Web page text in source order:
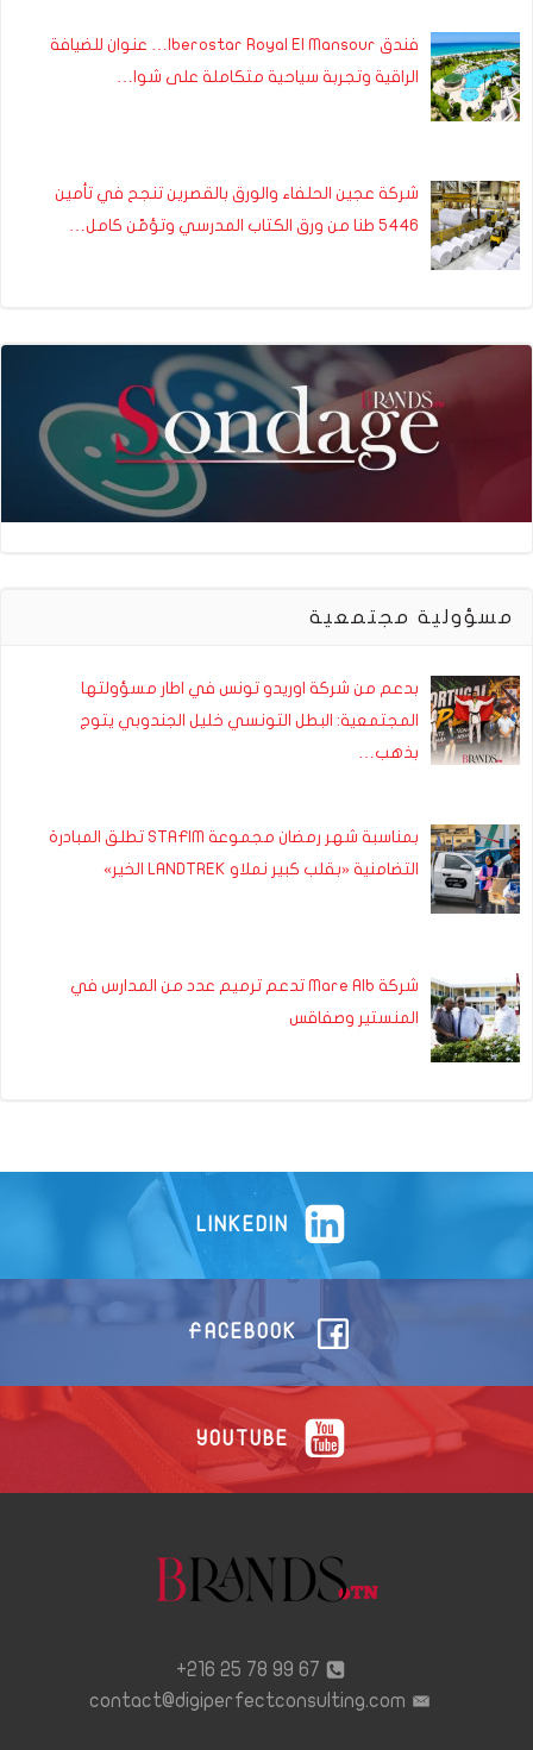
فندق Iberostar Royal El Mansour… عنوان للضيافة
الراقية وتجربة سياحية متكاملة على شوا…
شركة عجين الحلفاء والورق بالقصرين تنجح في تأمين
5446 طنا من ورق الكتاب المدرسي وتؤمّن كامل…
مسؤولية مجتمعية
بدعم من شركة اوريدو تونس في اطار مسؤولتها
المجتمعية: البطل التونسي خليل الجندوبي يتوج
بذهب…
بمناسبة شهر رمضان مجموعة STAFIM تطلق المبادرة
التضامنية «بقلب كبير نملاو LANDTREK الخير»
شركة Mare Alb تدعم ترميم عدد من المدارس في
المنستير وصفاقس
LINKEDIN
FACEBOOK
YOUTUBE
67 99 78 25 216+
contact@digiperfectconsulting.com